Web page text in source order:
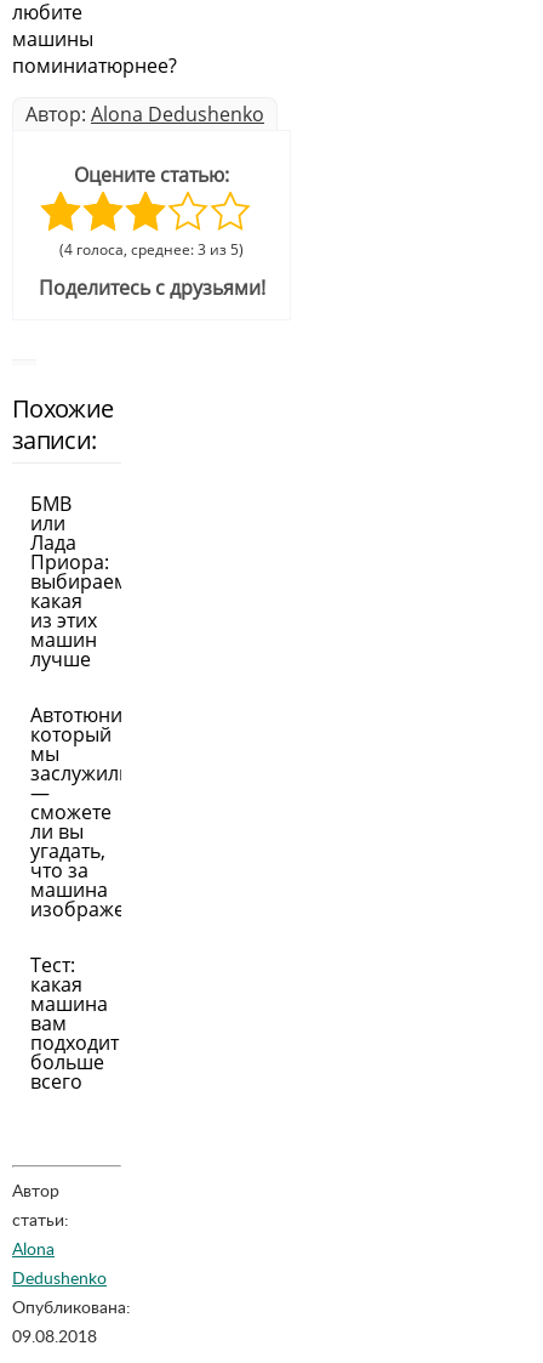
любите
машины
поминиатюрнее?
Автор: Alona Dedushenko
Оцените статью:
(4 голоса, среднее: 3 из 5)
Поделитесь с друзьями!
Похожие
записи:
БМВ
или
Лада
Приора:
выбираем,
какая
из этих
машин
лучше
Автотюнинг,
который
мы
заслужили
—
сможете
ли вы
угадать,
что за
машина
изображена
Тест:
какая
машина
вам
подходит
больше
всего
Автор
статьи:
Alona
Dedushenko
Опубликована:
09.08.2018